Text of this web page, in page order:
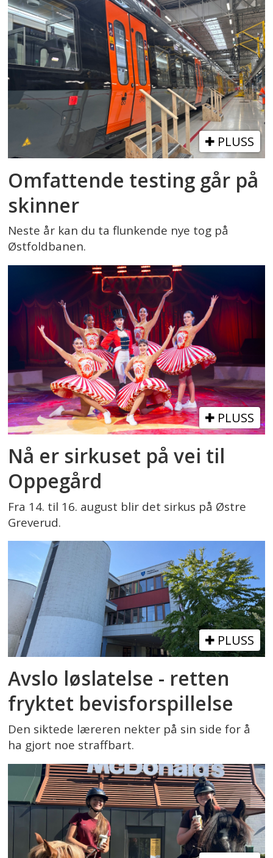
PLUSS
Omfattende testing går på
skinner
Neste år kan du ta flunkende nye tog på
Østfoldbanen.
PLUSS
Nå er sirkuset på vei til
Oppegård
Fra 14. til 16. august blir det sirkus på Østre
Greverud.
PLUSS
Avslo løslatelse - retten
fryktet bevisforspillelse
Den siktede læreren nekter på sin side for å
ha gjort noe straffbart.